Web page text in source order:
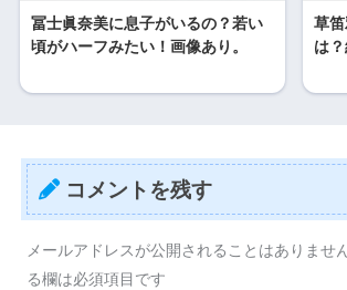
冨士眞奈美に息子がいるの？若い
頃がハーフみたい！画像あり。
草
は
コメントを残す
メールアドレスが公開されることはありません
る欄は必須項目です